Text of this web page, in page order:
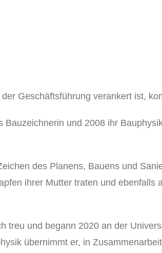
Geschäftsführung verankert ist,
und 2008 ihr
des Planens, Bauens und
ihrer Mutter traten und ebenfalls
treu und begann 2020 an der
übernimmt er, in